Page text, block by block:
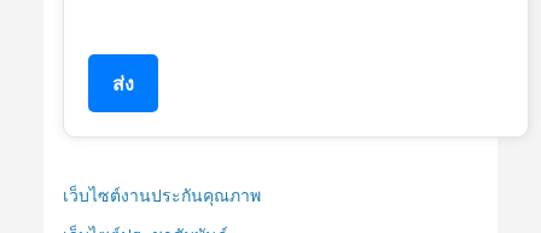
ส่ง
เว็บไซต์งานประกันคุณภาพ